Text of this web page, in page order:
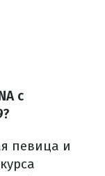
с
певица и